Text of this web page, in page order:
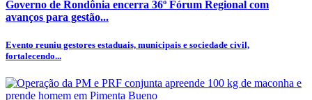
Governo de Rondônia encerra 36º Fórum Regional com
avanços para gestão...
Evento reuniu gestores estaduais, municipais e sociedade civil,
fortalecendo...